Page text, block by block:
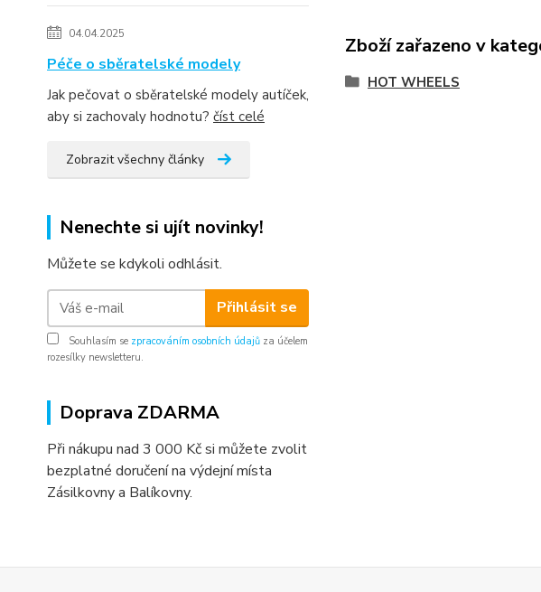
04.04.2025
Péče o sběratelské modely
Jak pečovat o sběratelské modely autíček,
aby si zachovaly hodnotu? číst celé
Zobrazit všechny články
Nenechte si ujít novinky!
Můžete se kdykoli odhlásit.
Přihlásit se
Souhlasím se zpracováním osobních údajů za účelem
rozesílky newsletteru.
Doprava ZDARMA
Při nákupu nad 3 000 Kč si můžete zvolit
bezplatné doručení na výdejní místa
Zásilkovny a Balíkovny.
Zboží zařazeno v
HOT WHEELS